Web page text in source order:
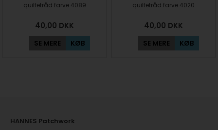
quiltetråd farve 4089
40,00 DKK
SE MERE KØB
quiltetråd farve 4020
40,00 DKK
SE MERE KØB
HANNES Patchwork